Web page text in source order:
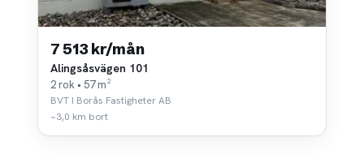
7 513 kr/mån
Alingsåsvägen 101
2 rok • 57 m²
BVT I Borås Fastigheter AB
~3,0 km bort